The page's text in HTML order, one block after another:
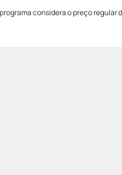
considera o preço regular